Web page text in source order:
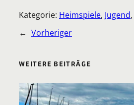
Kategorie: Heimspiele, Jugend,
← Vorheriger
WEITERE BEITRÄGE